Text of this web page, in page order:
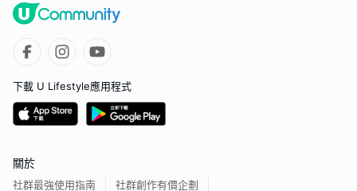
下載 U Lifestyle應用程式
關於
社群最強使用指南 社群創作有價企劃